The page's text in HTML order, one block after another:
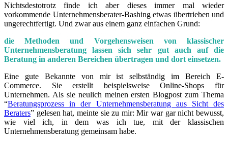
Nichtsdestotrotz finde ich aber dieses immer mal wieder
vorkommende Unternehmensberater-Bashing etwas übertrieben und
ungerechtfertigt. Und zwar aus einem ganz einfachen Grund:
die Methoden und Vorgehensweisen von klassischer
Unternehmensberatung lassen sich sehr gut auch auf die
Beratung in anderen Bereichen übertragen und dort einsetzen.
Eine gute Bekannte von mir ist selbständig im Bereich E-
Commerce. Sie erstellt beispielsweise Online-Shops für
Unternehmen. Als sie neulich meinen ersten Blogpost zum Thema
“Beratungsprozess in der Unternehmensberatung aus Sicht des
Beraters” gelesen hat, meinte sie zu mir: Mir war gar nicht bewusst,
wie viel ich, in dem was ich tue, mit der klassischen
Unternehmensberatung gemeinsam habe.